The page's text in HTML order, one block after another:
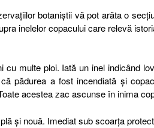
botaniştii vă pot arăta o
inelelor copacului care relevă
cu multe ploi. Iată un inel indicând
pădurea a fost incendiată şi
acestea zac ascunse în inima
şi nouă. Imediat sub scoarţa